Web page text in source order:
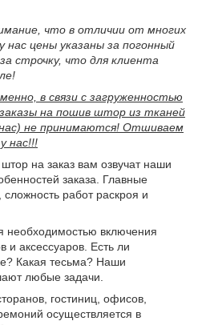
что в отличии от многих
нас цены указаны за погонный
строчку, что для клиента
в связи с загруженностью
на пошив штор из тканей
не принимаются! Отшиваем
нас!!!
на заказ вам озвучат наши
заказа. Главные
работ раскроя и
включения
и аксессуаров. Есть ли
Какая тесьма? Наши
любые задачи.
гостиниц, офисов,
осуществляется в